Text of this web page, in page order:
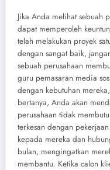
Jika Anda melihat sebuah
dapat memperoleh
telah melakukan proyek
dengan sangat baik,
sebuah perusahaan
guru pemasaran media
dengan kebutuhan
bertanya, Anda akan
perusahaan tidak
terkesan dengan
kepada mereka dan
bulan, mengingatkan
membantu. Ketika calon